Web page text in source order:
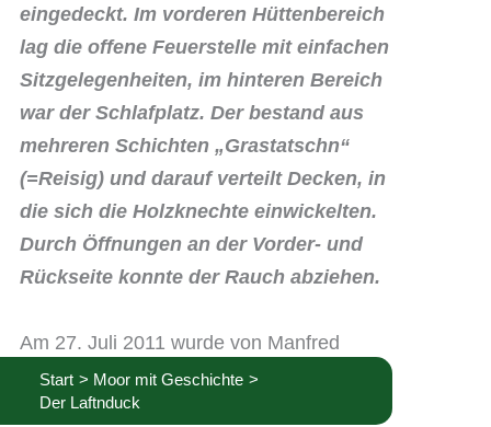
Start
Moor mit Geschichte
Der Laftnduck
eingedeckt. Im vorderen Hüttenbereich
lag die offene Feuerstelle mit einfachen
Sitzgelegenheiten, im hinteren Bereich
war der Schlafplatz. Der bestand aus
mehreren Schichten „Grastatschn“
(=Reisig) und darauf verteilt Decken, in
die sich die Holzknechte einwickelten.
Durch Öffnungen an der Vorder- und
Rückseite konnte der Rauch abziehen.
Am 27. Juli 2011 wurde von Manfred
Panhölzl, Edi Ranninger, Josef Schmid,
Wolfgang Pernthaler, Georg Aschauer und